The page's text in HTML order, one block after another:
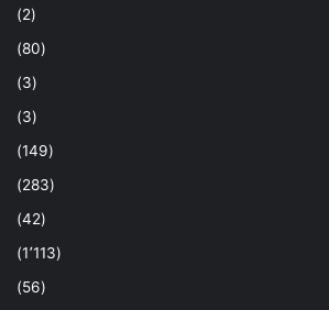
(2)
(80)
(3)
(3)
(149)
(283)
(42)
(1٬113)
(56)